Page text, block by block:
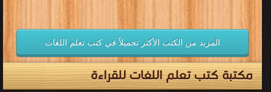
المزيد من الكتب الأكثر تحميلاً في كتب تعلم اللغات
مكتبة كتب تعلم اللغات للقراءة